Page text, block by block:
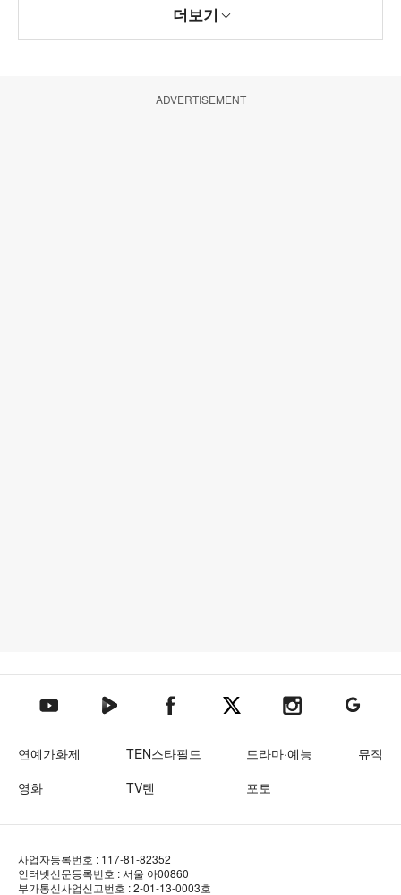
더보기
ADVERTISEMENT
텐아시아 유튜브텐아시아 네이버TV텐아시아 페이스북텐아시아 엑스텐아시아 인스타그램
텐아시아
연예가화제 TEN스타필드 드라마·예능
뮤직
영화
TV텐 포토
사업자등록번호 : 117-81-82352
인터넷신문등록번호 : 서울 아00860
부가통신사업신고번호 : 2-01-13-0003호